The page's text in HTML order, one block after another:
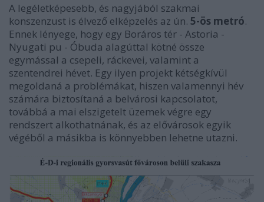
A legéletképesebb, és nagyjából szakmai
konszenzust is élvező elképzelés az ún. 5-ös metró.
Ennek lényege, hogy egy Boráros tér - Astoria -
Nyugati pu - Óbuda alagúttal kötné össze
egymással a csepeli, ráckevei, valamint a
szentendrei hévet. Egy ilyen projekt kétségkívül
megoldaná a problémákat, hiszen valamennyi hév
számára biztosítaná a belvárosi kapcsolatot,
továbbá a mai elszigetelt üzemek végre egy
rendszert alkothatnának, és az elővárosok egyik
végéből a másikba is könnyebben lehetne utazni.